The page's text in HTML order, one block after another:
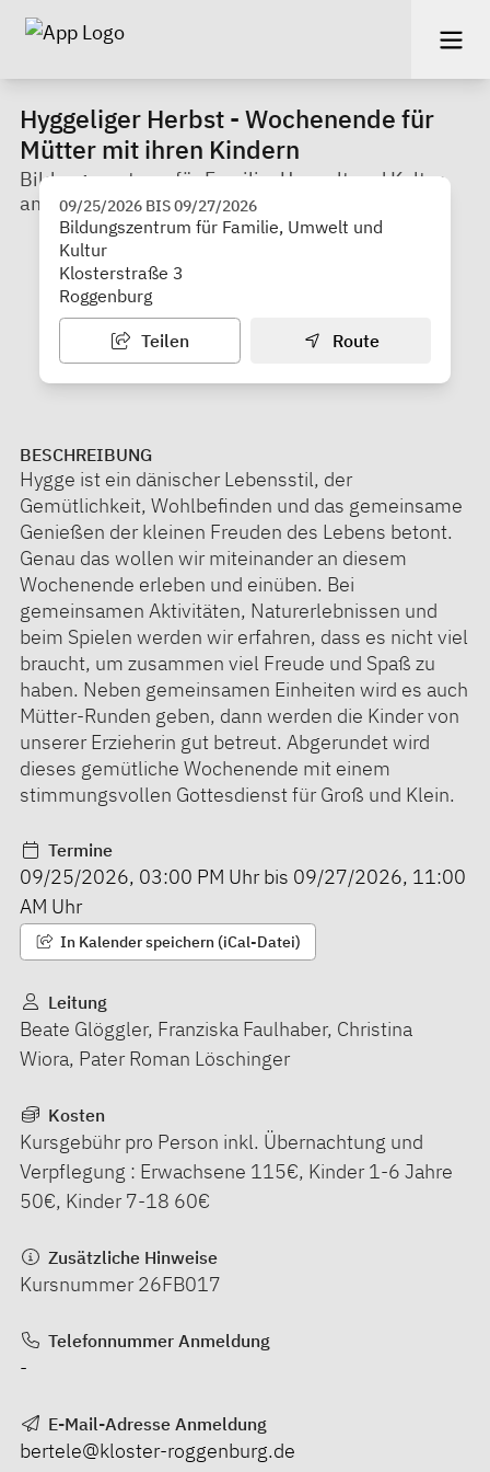
Hyggeliger Herbst - Wochenende für
Mütter mit ihren Kindern
Bildungszentrum für Familie, Umwelt und Kultur
am Kloster Roggenburg gGmbH
09/25/2026 BIS09/27/2026
Bildungszentrum für Familie, Umwelt und
Kultur
Klosterstraße 3
Roggenburg
Teilen Route
BESCHREIBUNG
Hygge ist ein dänischer Lebensstil, der
Gemütlichkeit, Wohlbefinden und das gemeinsame
Genießen der kleinen Freuden des Lebens betont.
Genau das wollen wir miteinander an diesem
Wochenende erleben und einüben. Bei
gemeinsamen Aktivitäten, Naturerlebnissen und
beim Spielen werden wir erfahren, dass es nicht viel
braucht, um zusammen viel Freude und Spaß zu
haben. Neben gemeinsamen Einheiten wird es auch
Mütter-Runden geben, dann werden die Kinder von
unserer Erzieherin gut betreut. Abgerundet wird
dieses gemütliche Wochenende mit einem
stimmungsvollen Gottesdienst für Groß und Klein.
Termine
09/25/2026, 03:00 PM Uhr bis 09/27/2026, 11:00
AM Uhr
In Kalender speichern (iCal-Datei)
Leitung
Beate Glöggler, Franziska Faulhaber, Christina
Wiora, Pater Roman Löschinger
Kosten
Kursgebühr pro Person inkl. Übernachtung und
Verpflegung : Erwachsene 115€, Kinder 1-6 Jahre
50€, Kinder 7-18 60€
Zusätzliche Hinweise
Kursnummer 26FB017
Telefonnummer Anmeldung
-
E-Mail-Adresse Anmeldung
bertele@kloster-roggenburg.de